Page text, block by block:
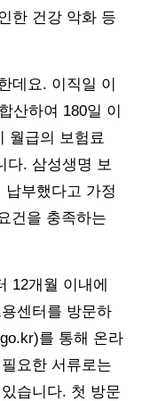
한 건강 악화 등
데요. 이직일 이
산하여 180일 이
월급의 보험료
다. 삼성생명 보
납부했다고 가정
건을 충족하는
12개월 이내에
센터를 방문하
를 통해 온라
요한 서류로는
습니다. 첫 방문